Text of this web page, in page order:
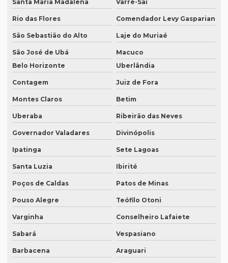
Empresa de tradução especializada
Empresa de tradução especializada em brasília
Empresa de tradução especializada em recife
Empresa de tradução para eventos
Empresa de tradução em ingles
Empresa de tradução ingles portugues
Empresa tradução japonês
Empresa de tradução juramentada
Empresa de tradução juramentada para diplomas
Empresa de tradução juramentada para diplomas em brasília
Empresa de tradução juramentada para diplomas em porto
alegre
Empresa de tradução juramentada em inglês
Empresa de tradução juramentada em inglês em campinas
Empresa de tradução juramentada em inglês em sp
Santa Maria Madalena Varre-Sai
Rio das Flores Comendador Levy Gasparian
São Sebastião do Alto Laje do Muriaé
São José de Ubá
Macuco
Belo Horizonte
Uberlândia
Contagem Juiz de Fora
Montes Claros Betim
Uberaba Ribeirão das Neves
Governador Valadares Divinópolis
Ipatinga Sete Lagoas
Santa Luzia Ibirité
Poços de Caldas Patos de Minas
Pouso Alegre Teófilo Otoni
Varginha Conselheiro Lafaiete
Sabará Vespasiano
Barbacena Araguari